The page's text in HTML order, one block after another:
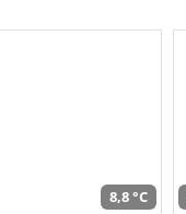
8,8 °C